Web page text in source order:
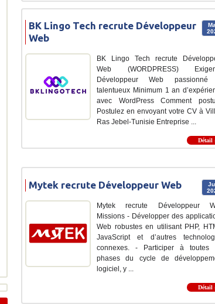
BK Lingo Tech recrute Développeur
Web
BK Lingo Tech recrute
Web (WORDPRESS)
Développeur Web
talentueux Minimum 1 an
avec WordPress Comment
Postulez en envoyant votre CV à
Ras Jebel-Tunisie Entreprise ...
Détail
Mytek recrute Développeur Web
Mytek recrute Développeur
Missions - Développer des
Web robustes en utilisant PHP,
JavaScript et d’autres
connexes. - Participer à toutes
phases du cycle de
logiciel, y ...
Détail